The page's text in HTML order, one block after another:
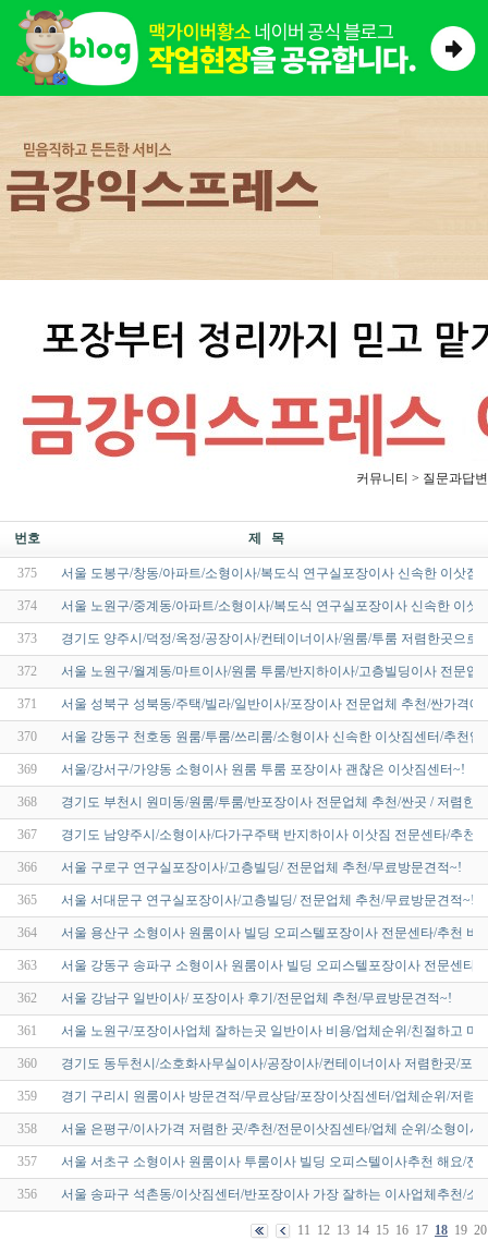
커뮤니티 > 질문과답변
번호 제 목
375 서울 도봉구/창동/아파트/소형이사/복도식 연구실포장이사 신속한 이삿
374 서울 노원구/중계동/아파트/소형이사/복도식 연구실포장이사 신속한 이
373 경기도 양주시/덕정/옥정/공장이사/컨테이너이사/원룸/투룸 저렴한곳으로
372 서울 노원구/월계동/마트이사/원룸 투룸/반지하이사/고층빌딩이사 전문업
371 서울 성북구 성북동/주택/빌라/일반이사/포장이사 전문업체 추천/싼가격
370 서울 강동구 천호동 원룸/투룸/쓰리룸/소형이사 신속한 이삿짐센터/추천
369 서울/강서구/가양동 소형이사 원룸 투룸 포장이사 괜찮은 이삿짐센터~!
368 경기도 부천시 원미동/원룸/투룸/반포장이사 전문업체 추천/싼곳 / 저렴한
367 경기도 남양주시/소형이사/다가구주택 반지하이사 이삿짐 전문센타/추천
366 서울 구로구 연구실포장이사/고층빌딩/ 전문업체 추천/무료방문견적~!
365 서울 서대문구 연구실포장이사/고층빌딩/ 전문업체 추천/무료방문견적~!
364 서울 용산구 소형이사 원룸이사 빌딩 오피스텔포장이사 전문센타/추천 비
363 서울 강동구 송파구 소형이사 원룸이사 빌딩 오피스텔포장이사 전문센타/
362 서울 강남구 일반이사/ 포장이사 후기/전문업체 추천/무료방문견적~!
361 서울 노원구/포장이사업체 잘하는곳 일반이사 비용/업체순위/친절하고
360 경기도 동두천시/소호화사무실이사/공장이사/컨테이너이사 저렴한곳/포
359 경기 구리시 원룸이사 방문견적/무료상담/포장이삿짐센터/업체순위/저렴
358 서울 은평구/이사가격 저렴한 곳/추천/전문이삿짐센타/업체 순위/소형이
357 서울 서초구 소형이사 원룸이사 투룸이사 빌딩 오피스텔이사추천 해요/전
356 서울 송파구 석촌동/이삿짐센터/반포장이사 가장 잘하는 이사업체추천/
11 12 13 14 15 16 17 18 19 20